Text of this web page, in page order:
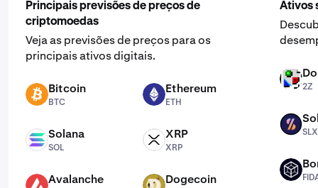
Principais previsões de preços de
criptomoedas
Veja as previsões de preços para os
principais ativos digitais.
BTC Bitcoin
BTC
ETH Ethereum
ETH
SOL Solana
SOL
XRP XRP
XRP
AVAX Avalanche DOGE Dogecoin
Ativos
2Z
2Z
SLX
SLX
FIDA